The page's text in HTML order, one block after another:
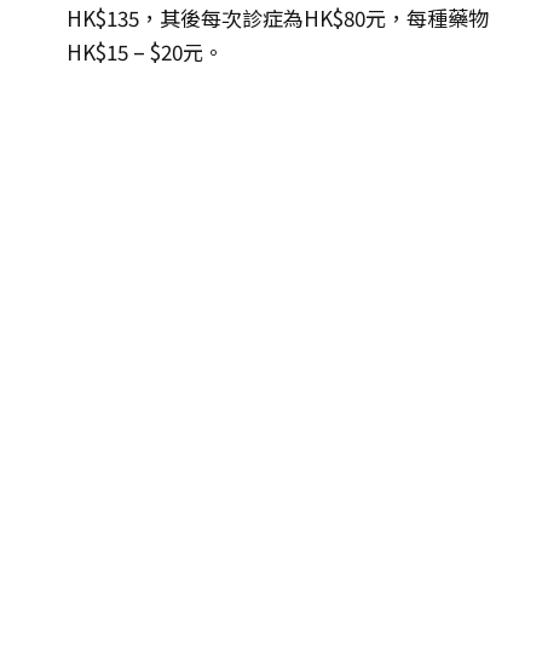
HK$135，其後每次診症為HK$80元，每種藥物
HK$15 – $20元。